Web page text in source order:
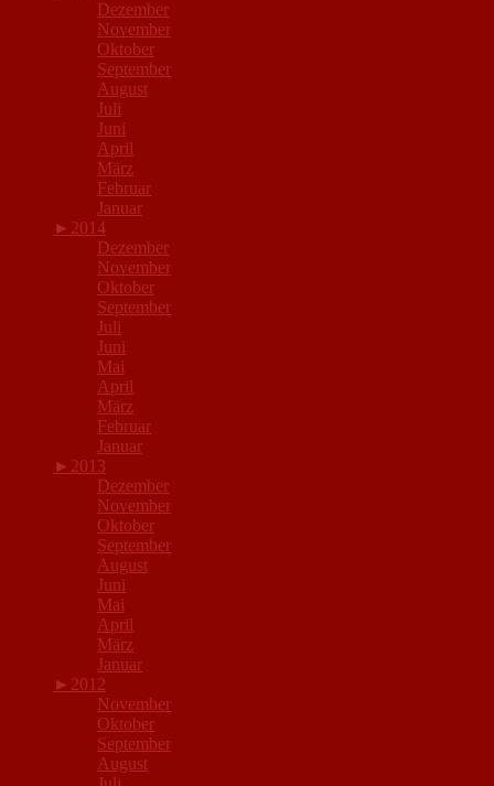
Dezember
November
Oktober
September
August
Juli
Juni
April
März
Februar
Januar
► 2014
Dezember
November
Oktober
September
Juli
Juni
Mai
April
März
Februar
Januar
► 2013
Dezember
November
Oktober
September
August
Juni
Mai
April
März
Januar
► 2012
November
Oktober
September
August